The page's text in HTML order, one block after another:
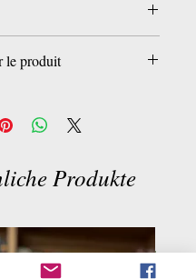
le produit
Tavakoli (2008)
9197808163Produkte